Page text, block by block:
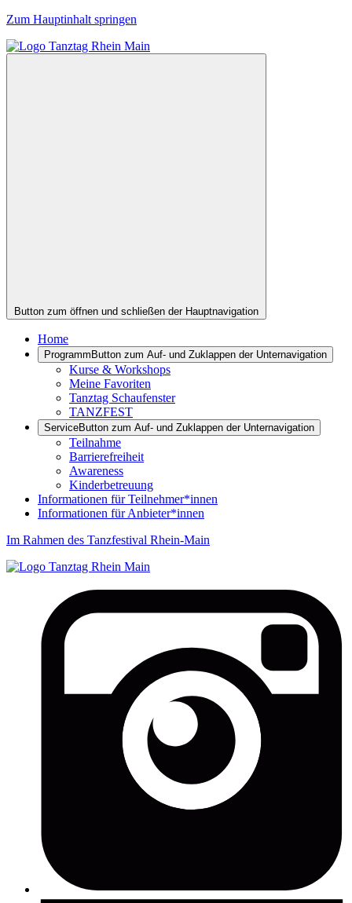
Zum Hauptinhalt springen
Button zum öffnen und schließen der Hauptnavigation
Home
Programm Button zum Auf- und Zuklappen der Unternavigation
Kurse & Workshops
Meine Favoriten
Tanztag Schaufenster
TANZFEST
ServiceButton zum Auf- und Zuklappen der Unternavigation
Teilnahme
Barrierefreiheit
Awareness
Kinderbetreuung
Informationen für Teilnehmer*innen
Informationen für Anbieter*innen
Im Rahmen des Tanzfestival Rhein-Main